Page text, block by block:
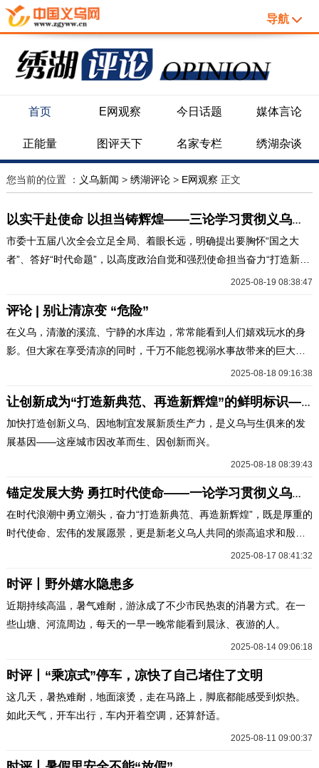
导航
首页 E网观察 今日话题 媒体言论
正能量 图评天下 名家专栏 绣湖杂谈
您当前的位置 ： 义乌新闻 > 绣湖评论> E网观察 正文
以实干赴使命 以担当铸辉煌——三论学习贯彻义乌市委十五届八次全会精神
市委十五届八次全会立足全局、着眼长远，明确提出要胸怀“国之大
者”、答好“时代命题”，以高度政治自觉和强烈使命担当奋力“打造新典
2025-08-19 08:38:47
评论 | 别让清凉变 “危险”
在义乌，清澈的溪流、宁静的水库边，常常能看到人们嬉戏玩水的身
影。但大家在享受清凉的同时，千万不能忽视溺水事故带来的巨大风
2025-08-18 09:16:38
让创新成为“打造新典范、再造新辉煌”的鲜明标识——二论学习贯彻义乌市委十五届八次全会精神
加快打造创新义乌、因地制宜发展新质生产力，是义乌与生俱来的发
展基因——这座城市因改革而生、因创新而兴。
2025-08-18 08:39:43
锚定发展大势 勇扛时代使命——一论学习贯彻义乌市委十五届八次全会精神
在时代浪潮中勇立潮头，奋力“打造新典范、再造新辉煌”，既是厚重的
时代使命、宏伟的发展愿景，更是新老义乌人共同的崇高追求和殷切
2025-08-17 08:41:32
时评丨野外嬉水隐患多
近期持续高温，暑气难耐，游泳成了不少市民热衷的消暑方式。在一
些山塘、河流周边，每天的一早一晚常能看到晨泳、夜游的人。
2025-08-14 09:06:18
时评丨“乘凉式”停车，凉快了自己堵住了文明
这几天，暑热难耐，地面滚烫，走在马路上，脚底都能感受到炽热。
如此天气，开车出行，车内开着空调，还算舒适。
2025-08-11 09:00:37